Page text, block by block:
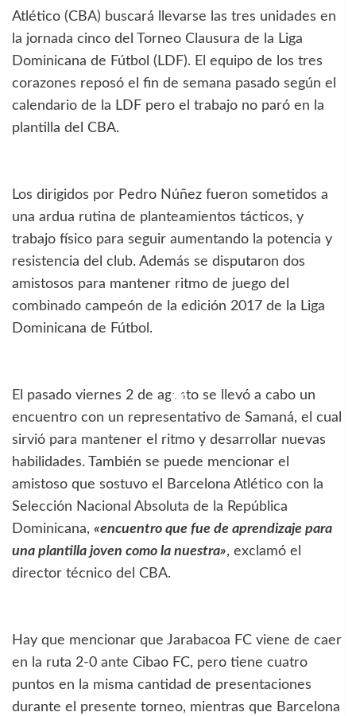
Atlético (CBA) buscará llevarse las tres unidades en
la jornada cinco del Torneo Clausura de la Liga
Dominicana de Fútbol (LDF). El equipo de los tres
corazones reposó el fin de semana pasado según el
calendario de la LDF pero el trabajo no paró en la
plantilla del CBA.
Los dirigidos por Pedro Núñez fueron sometidos a
una ardua rutina de planteamientos tácticos, y
trabajo físico para seguir aumentando la potencia y
resistencia del club. Además se disputaron dos
amistosos para mantener ritmo de juego del
combinado campeón de la edición 2017 de la Liga
Dominicana de Fútbol.
El pasado viernes 2 de agosto se llevó a cabo un
encuentro con un representativo de Samaná, el cual
sirvió para mantener el ritmo y desarrollar nuevas
habilidades. También se puede mencionar el
amistoso que sostuvo el Barcelona Atlético con la
Selección Nacional Absoluta de la República
Dominicana, «encuentro que fue de aprendizaje para
una plantilla joven como la nuestra», exclamó el
director técnico del CBA.
Hay que mencionar que Jarabacoa FC viene de caer
en la ruta 2-0 ante Cibao FC, pero tiene cuatro
puntos en la misma cantidad de presentaciones
durante el presente torneo, mientras que Barcelona